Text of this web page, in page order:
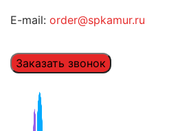
E-mail: order@spkamur.ru
Заказать звонок